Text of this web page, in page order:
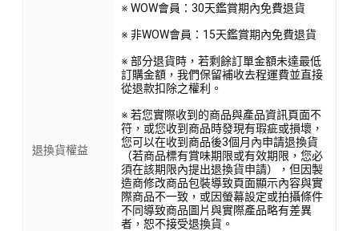
退換貨權益
※ WOW會員：30天鑑賞期內免費退貨
※ 非WOW會員：15天鑑賞期內免費退貨
※ 部分退貨時，若剩餘訂單金額未達最低
訂購金額，我們保留補收去程運費並直接
從退款扣除之權利。
※ 若您實際收到的商品與產品資訊頁面不
符，或您收到商品時發現有瑕疵或損壞，
您可以在收到商品後3個月內申請退換貨
（若商品標有賞味期限或有效期限，您必
須在該期限內提出退換貨申請），但因製
造商修改商品包裝導致頁面顯示內容與實
際商品不一致，或因螢幕設定或拍攝條件
不同導致商品圖片與實際產品略有差異
者，恕不接受退換貨。